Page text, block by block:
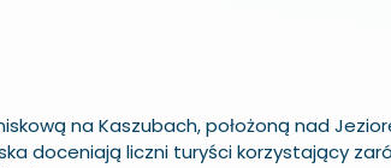
na Kaszubach, położoną nad
doceniają liczni turyści korzystający